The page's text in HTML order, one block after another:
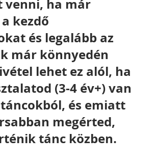
venni, ha már
kezdő
és legalább az
már könnyedén
lehet ez alól, ha
(3-4 év+) van
és emiatt
megérted,
tánc közben.